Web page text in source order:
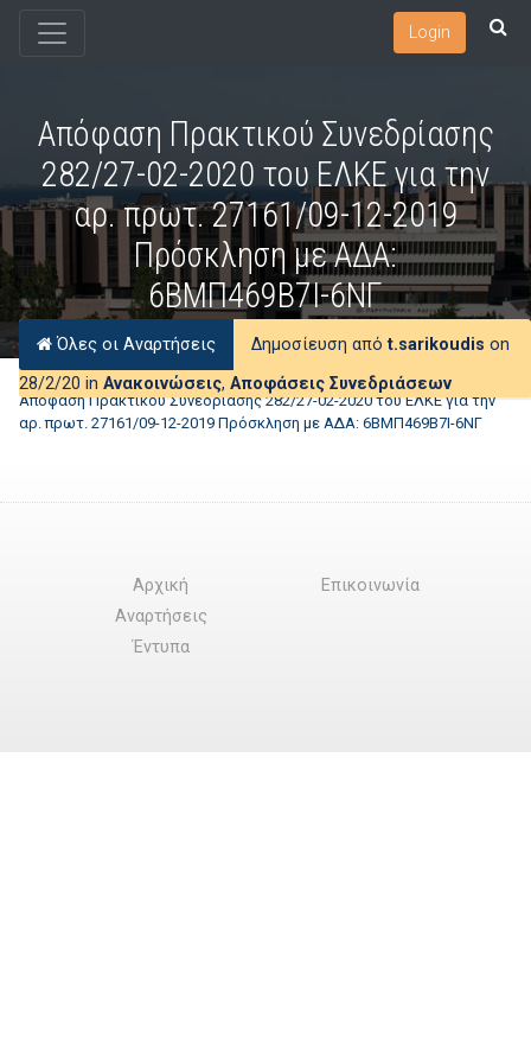
Login
Απόφαση Πρακτικού Συνεδρίασης
282/27-02-2020 του ΕΛΚΕ για την
αρ. πρωτ. 27161/09-12-2019
Πρόσκληση με ΑΔΑ:
6ΒΜΠ469Β7Ι-6ΝΓ
Όλες οι Αναρτήσεις Δημοσίευση απόt.sarikoudis on
28/2/20 in Ανακοινώσεις, Αποφάσεις Συνεδριάσεων
Απόφαση Πρακτικού Συνεδρίασης 282/27-02-2020 του ΕΛΚΕ για την
αρ. πρωτ. 27161/09-12-2019 Πρόσκληση με ΑΔΑ: 6ΒΜΠ469Β7Ι-6ΝΓ
Αρχική
Αναρτήσεις
Έντυπα
Επικοινωνία